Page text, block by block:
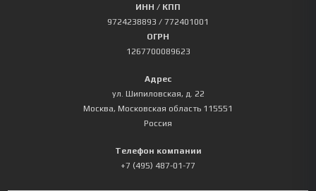
ИНН / КПП
9724238893 / 772401001
ОГРН
1267700089623
Адрес
ул. Шипиловская, д. 22
Москва, Московская область 115551
Россия
Телефон компании
+7 (495) 487-01-77